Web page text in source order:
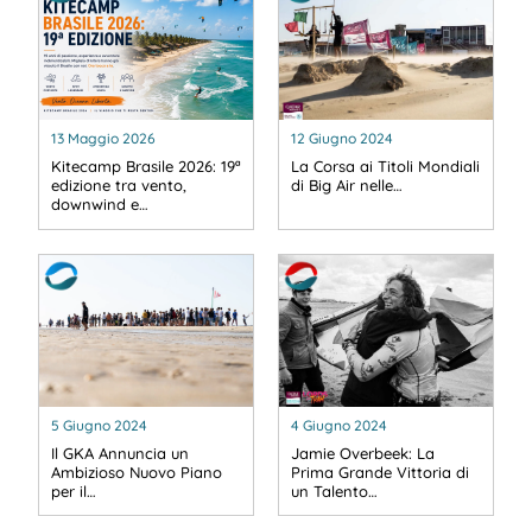
13 Maggio 2026
Kitecamp Brasile 2026: 19ª
edizione tra vento,
downwind e…
12 Giugno 2024
La Corsa ai Titoli Mondiali
di Big Air nelle…
5 Giugno 2024
Il GKA Annuncia un
Ambizioso Nuovo Piano
per il…
4 Giugno 2024
Jamie Overbeek: La
Prima Grande Vittoria di
un Talento…